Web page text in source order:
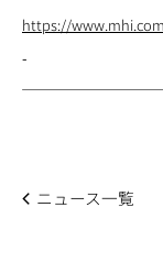
https://
ニュース一覧